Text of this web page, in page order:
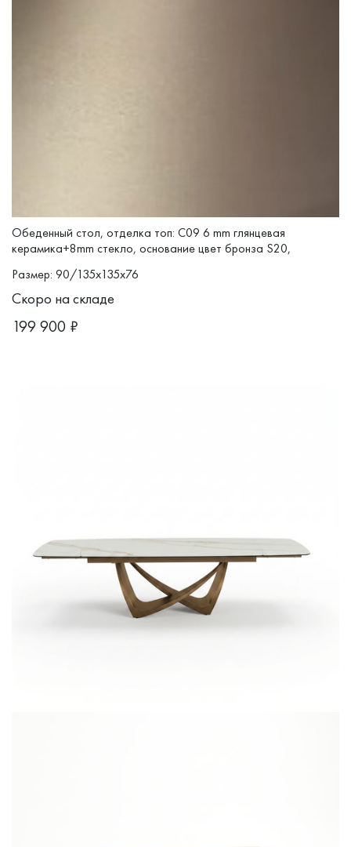
Обеденный стол, отделка топ: C09 6 mm глянцевая
керамика+8mm стекло, основание цвет бронза S20,
Размер: 90/135x135x76
Скоро на складе
199 900 ₽